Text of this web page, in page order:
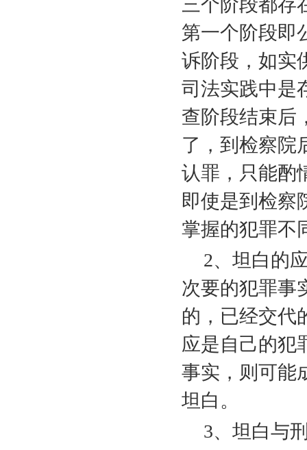
三个阶段都存
第一个阶段即
诉阶段，如实
司法实践中是
查阶段结束后
了，到检察院
认罪，只能酌
即使是到检察
掌握的犯罪不
2、坦白的
次要的犯罪事
的，已经交代
应是自己的犯
事实，则可能
坦白。
3、坦白与